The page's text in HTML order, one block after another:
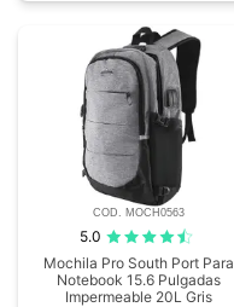
COD. MOCH0563
5.0
Mochila Pro South Port Para
Notebook 15.6 Pulgadas
Impermeable 20L Gris